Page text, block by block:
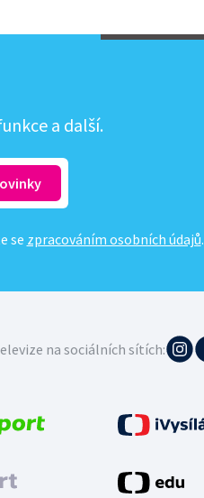
a další.
se zpracováním osobních údajů.